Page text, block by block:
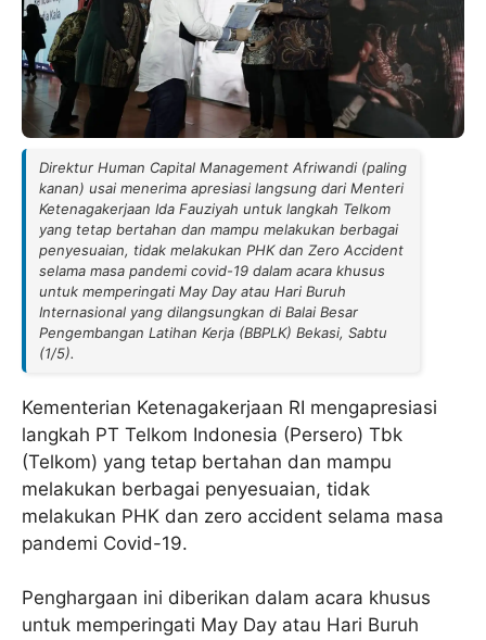
Direktur Human Capital Management Afriwandi (paling
kanan) usai menerima apresiasi langsung dari Menteri
Ketenagakerjaan Ida Fauziyah untuk langkah Telkom
yang tetap bertahan dan mampu melakukan berbagai
penyesuaian, tidak melakukan PHK dan Zero Accident
selama masa pandemi covid-19 dalam acara khusus
untuk memperingati May Day atau Hari Buruh
Internasional yang dilangsungkan di Balai Besar
Pengembangan Latihan Kerja (BBPLK) Bekasi, Sabtu
(1/5).
Kementerian Ketenagakerjaan RI mengapresiasi
langkah PT Telkom Indonesia (Persero) Tbk
(Telkom) yang tetap bertahan dan mampu
melakukan berbagai penyesuaian, tidak
melakukan PHK dan zero accident selama masa
pandemi Covid-19.
Penghargaan ini diberikan dalam acara khusus
untuk memperingati May Day atau Hari Buruh